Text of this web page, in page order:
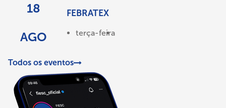
18
AGO
FEBRATEX
terça-feira
Todos os eventos